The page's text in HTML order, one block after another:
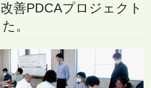
善PDCAプロジェクト
。